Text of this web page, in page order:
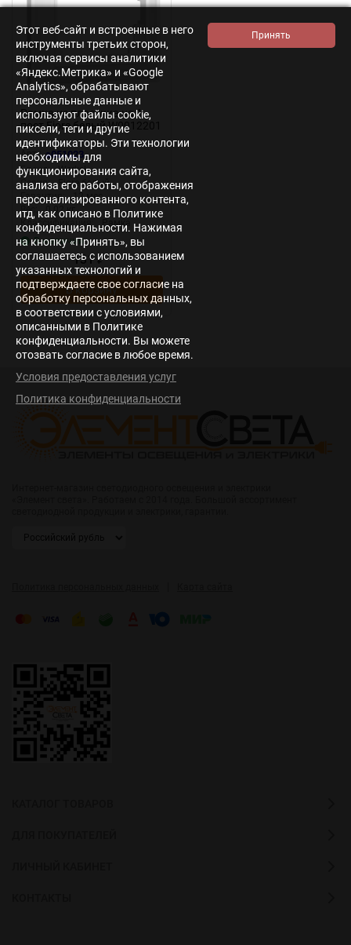
Рамка из пластика на 1
пост Fiore белый W0012201
Арт.: a051023
Бренд:
Werkel
Серия:
Fiore белый
Гарантия:
12 мес.
Вес:
0.02 кг
Классификация:
Рамка
В наличии
131 ₽
В корзину
Этот веб-сайт и встроенные в него
инструменты третьих сторон,
включая сервисы аналитики
«Яндекс.Метрика» и «Google
Analytics», обрабатывают
персональные данные и
используют файлы cookie,
пиксели, теги и другие
идентификаторы. Эти технологии
необходимы для
функционирования сайта,
анализа его работы, отображения
персонализированного контента,
итд, как описано в Политике
конфиденциальности. Нажимая
на кнопку «Принять», вы
соглашаетесь с использованием
указанных технологий и
подтверждаете свое согласие на
обработку персональных данных,
в соответствии с условиями,
описанными в Политике
конфиденциальности. Вы можете
отозвать согласие в любое время.
Условия предоставления услуг
Политика конфиденциальности